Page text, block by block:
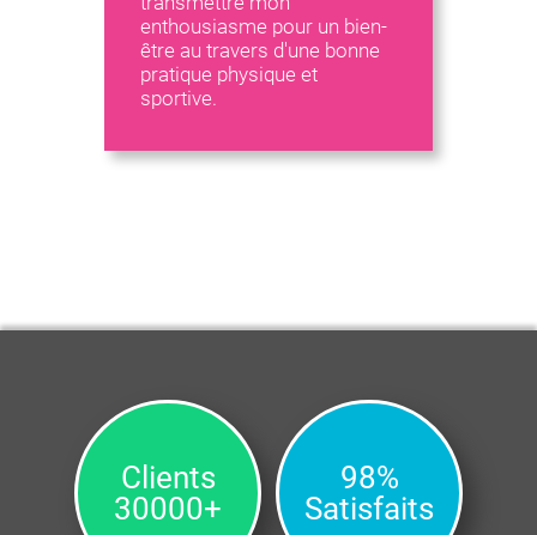
enthousiasme pour un bien-
être au travers d'une bonne
pratique physique et
sportive.
Clients
30000+
98%
Satisfaits